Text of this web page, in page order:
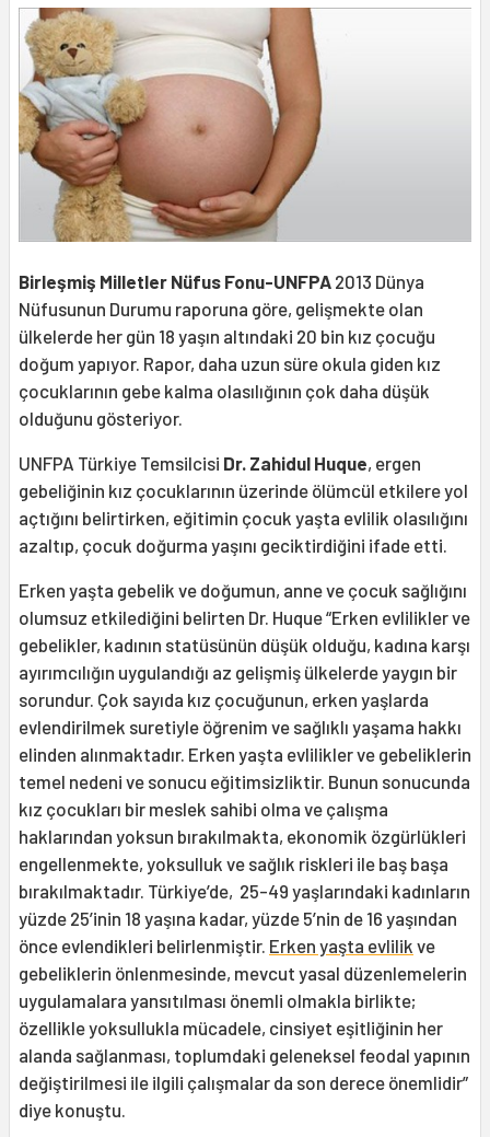
Birleşmiş Milletler Nüfus Fonu-UNFPA 2013 Dünya
Nüfusunun Durumu raporuna göre, gelişmekte olan
ülkelerde her gün 18 yaşın altındaki 20 bin kız çocuğu
doğum yapıyor. Rapor, daha uzun süre okula giden kız
çocuklarının gebe kalma olasılığının çok daha düşük
olduğunu gösteriyor.
UNFPA Türkiye Temsilcisi Dr. Zahidul Huque, ergen
gebeliğinin kız çocuklarının üzerinde ölümcül etkilere yol
açtığını belirtirken, eğitimin çocuk yaşta evlilik olasılığını
azaltıp, çocuk doğurma yaşını geciktirdiğini ifade etti.
Erken yaşta gebelik ve doğumun, anne ve çocuk sağlığını
olumsuz etkilediğini belirten Dr. Huque “Erken evlilikler ve
gebelikler, kadının statüsünün düşük olduğu, kadına karşı
ayırımcılığın uygulandığı az gelişmiş ülkelerde yaygın bir
sorundur. Çok sayıda kız çocuğunun, erken yaşlarda
evlendirilmek suretiyle öğrenim ve sağlıklı yaşama hakkı
elinden alınmaktadır. Erken yaşta evlilikler ve gebeliklerin
temel nedeni ve sonucu eğitimsizliktir. Bunun sonucunda
kız çocukları bir meslek sahibi olma ve çalışma
haklarından yoksun bırakılmakta, ekonomik özgürlükleri
engellenmekte, yoksulluk ve sağlık riskleri ile baş başa
bırakılmaktadır. Türkiye’de, 25-49 yaşlarındaki kadınların
yüzde 25’inin 18 yaşına kadar, yüzde 5’nin de 16 yaşından
önce evlendikleri belirlenmiştir. Erken yaşta evlilik ve
gebeliklerin önlenmesinde, mevcut yasal düzenlemelerin
uygulamalara yansıtılması önemli olmakla birlikte;
özellikle yoksullukla mücadele, cinsiyet eşitliğinin her
alanda sağlanması, toplumdaki geleneksel feodal yapının
değiştirilmesi ile ilgili çalışmalar da son derece önemlidir”
diye konuştu.